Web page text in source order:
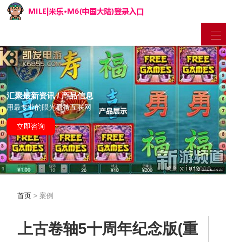
汇聚最新资讯 / 产品信息
用最专业的眼光看待互联网
立即咨询
首页> 案例
上古卷轴5十周年纪念版(重